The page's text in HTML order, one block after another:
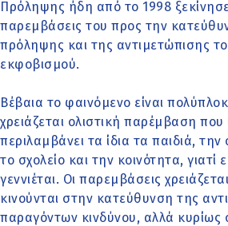
Πρόληψης ήδη από το 1998 ξεκίνησε
παρεμβάσεις του προς την
πρόληψης και της αντιμετώπισης
εκφοβισμού.
Βέβαια το φαινόμενο είναι
χρειάζεται ολιστική παρέμβαση
περιλαμβάνει τα ίδια τα παιδιά, την
το σχολείο και την κοινότητα, γιατί
γεννιέται. Οι παρεμβάσεις
κινούνται στην κατεύθυνση της
παραγόντων κινδύνου, αλλά κυρίως